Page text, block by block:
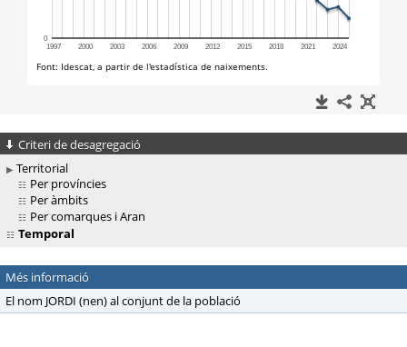
Criteri de desagregació
Territorial
Per províncies
Per àmbits
Per comarques i Aran
Temporal
Més informació
El nom JORDI (nen) al conjunt de la població